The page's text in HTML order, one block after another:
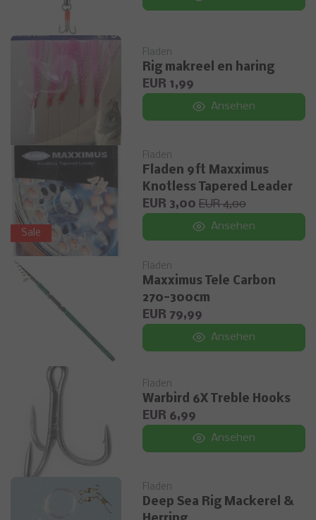
Fladen
Rig makreel en haring
EUR 1,99
Ansehen
Sale
Fladen
Fladen 9ft Maxximus
Knotless Tapered Leader
EUR 3,00 EUR 4,00
Ansehen
Fladen
Maxximus Tele Carbon
270-300cm
EUR 79,99
Ansehen
Fladen
Warbird 6X Treble Hooks
EUR 6,99
Ansehen
Fladen
Deep Sea Rig Mackerel &